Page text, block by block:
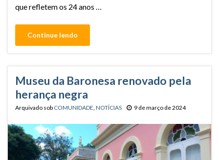
que refletem os 24 anos …
Continue lendo
Museu da Baronesa renovado pela
herança negra
Arquivado sob COMUNIDADE NOTÍCIAS 9 de março de 2024